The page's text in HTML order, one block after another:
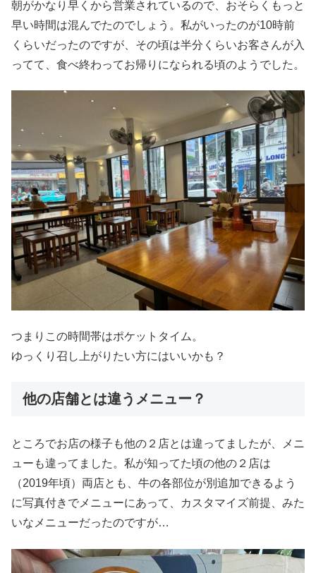
朝がかなり早くから営業されているので、おそらくもっと
早い時間は混んでたのでしょう。私がいったのが10時前
くらいだったのですが、その頃は半分くらいお客さんが入
ってて、食べ終わってお帰りになられる頃のようでした。
つまりこの時間帯はポケットタイム。
ゆっくり召し上がりたい方にはいいかも？
他の店舗とは違うメニュー？
ところでお店の様子も他の２店とは違ってましたが、メニ
ューも違ってました。私が知ってた頃の他の２店は
（2019年頃）両店とも、牛の各部位が別追加できるよう
に写真付きでメニューにあって、カスタマイズ前提、みた
いなメニューだったのですが…